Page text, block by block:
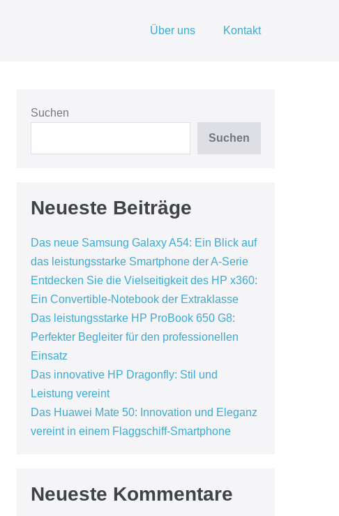
Über uns Kontakt
Suchen
Suchen
Neueste Beiträge
Das neue Samsung Galaxy A54: Ein Blick auf
das leistungsstarke Smartphone der A-Serie
Entdecken Sie die Vielseitigkeit des HP x360:
Ein Convertible-Notebook der Extraklasse
Das leistungsstarke HP ProBook 650 G8:
Perfekter Begleiter für den professionellen
Einsatz
Das innovative HP Dragonfly: Stil und
Leistung vereint
Das Huawei Mate 50: Innovation und Eleganz
vereint in einem Flaggschiff-Smartphone
Neueste Kommentare